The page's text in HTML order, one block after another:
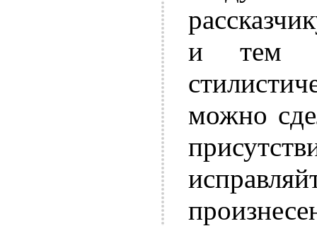
и тем
можно